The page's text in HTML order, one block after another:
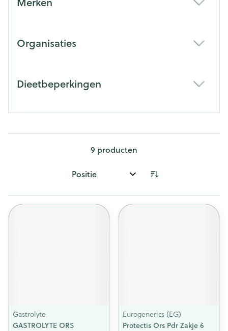
Organisaties
Dieetbeperkingen
9 producten
Sorteer op:
Gastrolyte
GASTROLYTE ORS
Eurogenerics (EG)
Protectis Ors Pdr Zakje 6